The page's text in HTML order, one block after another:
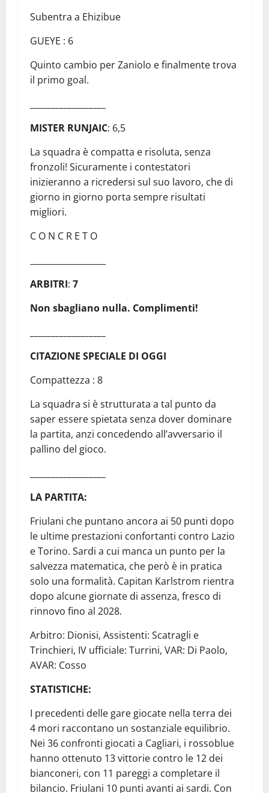
Subentra a Ehizibue
GUEYE : 6
Quinto cambio per Zaniolo e finalmente trova
il primo goal.
MISTER RUNJAIC: 6,5
La squadra è compatta e risoluta, senza
fronzoli! Sicuramente i contestatori
inizieranno a ricredersi sul suo lavoro, che di
giorno in giorno porta sempre risultati
migliori.
C O N C R E T O
ARBITRI: 7
Non sbagliano nulla. Complimenti!
CITAZIONE SPECIALE DI OGGI
Compattezza : 8
La squadra si è strutturata a tal punto da
saper essere spietata senza dover dominare
la partita, anzi concedendo all’avversario il
pallino del gioco.
LA PARTITA:
Friulani che puntano ancora ai 50 punti dopo
le ultime prestazioni confortanti contro Lazio
e Torino. Sardi a cui manca un punto per la
salvezza matematica, che però è in pratica
solo una formalità. Capitan Karlstrom rientra
dopo alcune giornate di assenza, fresco di
rinnovo fino al 2028.
Arbitro: Dionisi, Assistenti: Scatragli e
Trinchieri, IV ufficiale: Turrini, VAR: Di Paolo,
AVAR: Cosso
STATISTICHE:
I precedenti delle gare giocate nella terra dei
4 mori raccontano un sostanziale equilibrio.
Nei 36 confronti giocati a Cagliari, i rossoblue
hanno ottenuto 13 vittorie contro le 12 dei
bianconeri, con 11 pareggi a completare il
bilancio. Friulani 10 punti avanti ai sardi. Con